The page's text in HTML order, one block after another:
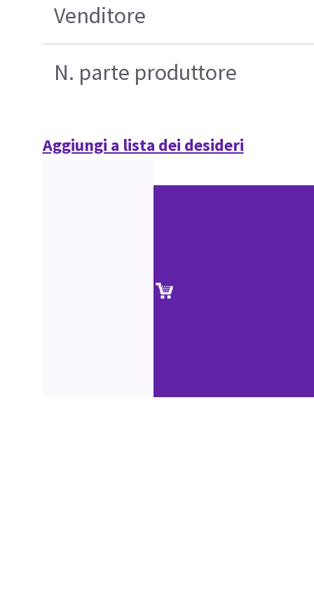
Venditore
N. parte produttore
Aggiungi a lista dei desideri